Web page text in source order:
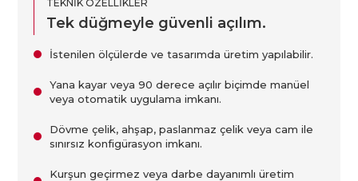
TEKNIK ÖZELLIKLER
Tek düğmeyle güvenli açılım.
İstenilen ölçülerde ve tasarımda üretim yapılabilir.
Yana kayar veya 90 derece açılır biçimde manüel
veya otomatik uygulama imkanı.
Dövme çelik, ahşap, paslanmaz çelik veya cam ile
sınırsız konfigürasyon imkanı.
Kurşun geçirmez veya darbe dayanımlı üretim